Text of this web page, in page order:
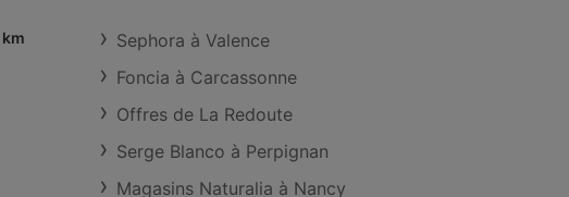
Sephora à Valence
Foncia à Carcassonne
Offres de La Redoute
Serge Blanco à Perpignan
Magasins Naturalia à Nancy